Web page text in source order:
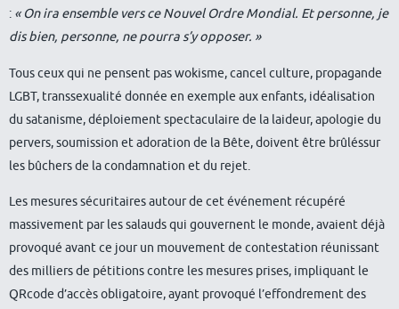
: « On ira ensemble vers ce Nouvel Ordre Mondial. Et personne, je
dis bien, personne, ne pourra s’y opposer. »
Tous ceux qui ne pensent pas wokisme, cancel culture, propagande
LGBT, transsexualité donnée en exemple aux enfants, idéalisation
du satanisme, déploiement spectaculaire de la laideur, apologie du
pervers, soumission et adoration de la Bête, doivent être brûléssur
les bûchers de la condamnation et du rejet.
Les mesures sécuritaires autour de cet événement récupéré
massivement par les salauds qui gouvernent le monde, avaient déjà
provoqué avant ce jour un mouvement de contestation réunissant
des milliers de pétitions contre les mesures prises, impliquant le
QRcode d’accès obligatoire, ayant provoqué l’effondrement des